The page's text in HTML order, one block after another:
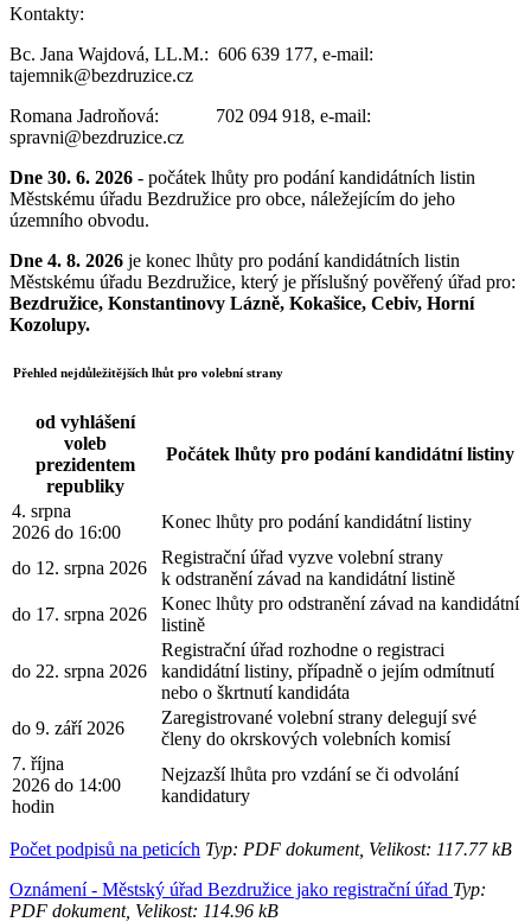
Kontakty:
Bc. Jana Wajdová, LL.M.: 606 639 177, e-mail:
tajemnik@bezdruzice.cz
Romana Jadroňová: 702 094 918, e-mail:
spravni@bezdruzice.cz
Dne 30. 6. 2026 - počátek lhůty pro podání kandidátních listin
Městskému úřadu Bezdružice pro obce, náležejícím do jeho
územního obvodu.
Dne 4. 8. 2026 je konec lhůty pro podání kandidátních listin
Městskému úřadu Bezdružice, který je příslušný pověřený úřad pro:
Bezdružice, Konstantinovy Lázně, Kokašice, Cebiv, Horní
Kozolupy.
Přehled nejdůležitějších lhůt pro volební strany
od vyhlášení
voleb
prezidentem
republiky
Počátek lhůty pro podání kandidátní listiny
4. srpna
2026 do 16:00
Konec lhůty pro podání kandidátní listiny
do 12. srpna 2026
Registrační úřad vyzve volební strany
k odstranění závad na kandidátní listině
do 17. srpna 2026
Konec lhůty pro odstranění závad na kandidátní
listině
do 22. srpna 2026
Registrační úřad rozhodne o registraci
kandidátní listiny, případně o jejím odmítnutí
nebo o škrtnutí kandidáta
do 9. září 2026
Zaregistrované volební strany delegují své
členy do okrskových volebních komisí
7. října
2026 do 14:00
hodin
Nejzazší lhůta pro vzdání se či odvolání
kandidatury
Počet podpisů na peticích Typ: PDF dokument, Velikost: 117.77 kB
Oznámení - Městský úřad Bezdružice jako registrační úřad Typ:
PDF dokument, Velikost: 114.96 kB